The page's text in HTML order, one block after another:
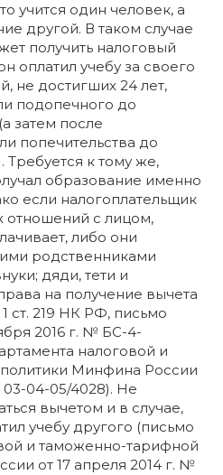
учится один человек, а
другой. В таком случае
получить налоговый
оплатил учебу за своего
не достигших 24 лет,
подопечного до
затем после
попечительства до
Требуется к тому же,
образование именно
если налогоплательщик
отношений с лицом,
либо они
родственниками
дяди, тети и
на получение вычета
ст. 219 НК РФ, письмо
2016 г. № БС-4-
налоговой и
Минфина России
04-05/4028). Не
вычетом и в случае,
учебу другого (письмо
и таможенно-тарифной
от 17 апреля 2014 г. №